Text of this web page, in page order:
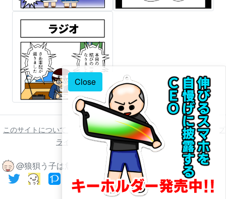
Close
このサイトについて ご利用について 著作権について 免責事項
ライバシーポリシー お問い合わせ
@狼狽う子は魚 2022